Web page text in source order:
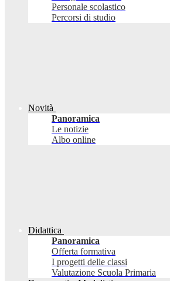
Personale scolastico
Percorsi di studio
Novità
Panoramica
Le notizie
Albo online
Didattica
Panoramica
Offerta formativa
I progetti delle classi
Valutazione Scuola Primaria